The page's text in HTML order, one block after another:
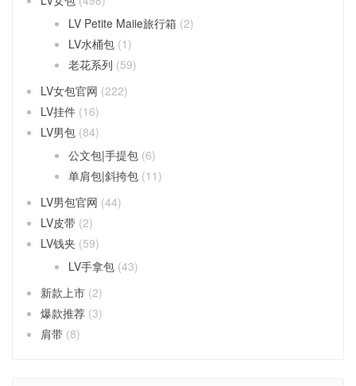
LV Petite Maiie旅行箱 (2)
LV水桶包 (1)
老花系列 (59)
LV女包官网 (222)
LV挂件 (16)
LV男包 (84)
公文包|手提包 (6)
单肩包|斜挎包 (11)
LV男包官网 (44)
LV皮带 (2)
LV钱夹 (59)
LV手拿包 (43)
新款上市 (2)
爆款推荐 (3)
肩带 (8)